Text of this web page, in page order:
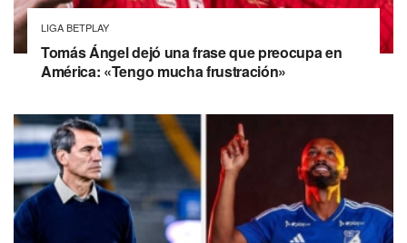
LIGA BETPLAY
Tomás Ángel dejó una frase que preocupa en
América: «Tengo mucha frustración»